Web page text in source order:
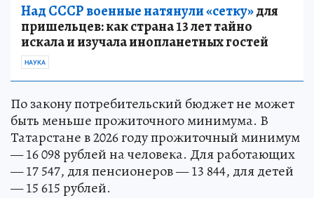
Над СССР военные натянули «сетку»для
пришельцев: как страна 13 лет тайно
искала и изучала инопланетных гостей
НАУКА
По закону потребительский бюджет не может
быть меньше прожиточного минимума. В
Татарстане в 2026 году прожиточный минимум
— 16 098 рублей на человека. Для работающих
— 17 547, для пенсионеров — 13 844, для детей
— 15 615 рублей.